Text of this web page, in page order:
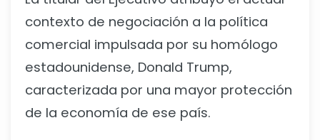
contexto de negociación a la política
comercial impulsada por su homólogo
estadounidense, Donald Trump,
caracterizada por una mayor protección
de la economía de ese país.